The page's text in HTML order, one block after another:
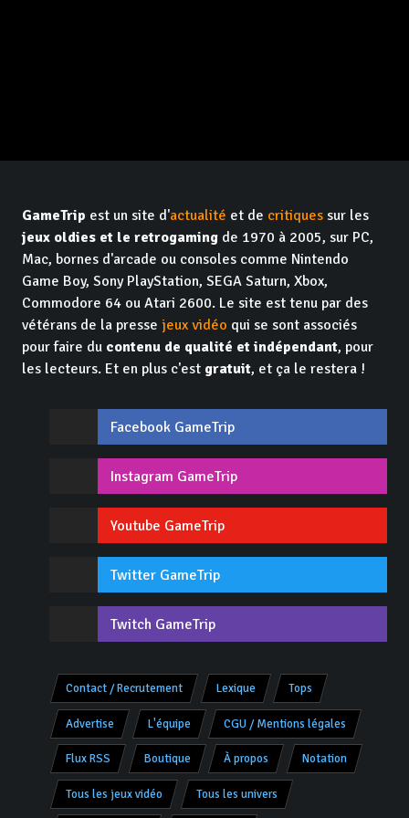
GameTrip est un site d'actualité et de critiques sur les
jeux oldies et le retrogaming de 1970 à 2005, sur PC,
Mac, bornes d'arcade ou consoles comme Nintendo
Game Boy, Sony PlayStation, SEGA Saturn, Xbox,
Commodore 64 ou Atari 2600. Le site est tenu par des
vétérans de la presse jeux vidéo qui se sont associés
pour faire du contenu de qualité et indépendant, pour
les lecteurs. Et en plus c'est gratuit, et ça le restera !
Facebook GameTrip
Instagram GameTrip
Youtube GameTrip
Twitter GameTrip
Twitch GameTrip
Contact / Recrutement Lexique Tops
Advertise L'équipe CGU / Mentions légales
Flux RSS Boutique À propos Notation
Tous les jeux vidéo Tous les univers